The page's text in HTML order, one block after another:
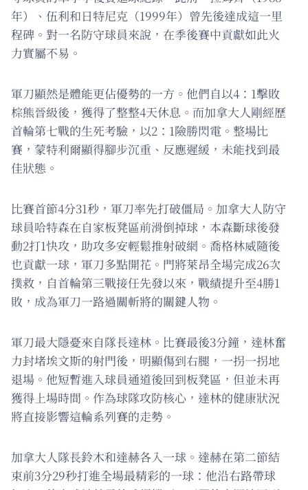
年）、伍利和日特尼克（1999年）曾先後達成這一里
程碑。對一名防守球員來說，在季後賽中貢獻如此火
力實屬不易。
軍刀顯然是體能更佔優勢的一方。他們自以4：1擊敗
棕熊晉級後，獲得了整整4天休息。而加拿大人剛經歷
首輪第七戰的生死考驗，以2：1險勝閃電。整場比
賽，蒙特利爾顯得腳步沉重、反應遲緩，未能找到最
佳狀態。
比賽首節4分31秒，軍刀率先打破僵局。加拿大人防守
球員哈特森在自家板凳區前滑倒掉球，本森斷球後發
動2打1快攻，助攻多安輕鬆推射破網。喬格林威隨後
也貢獻一球，軍刀多點開花。門將萊昂全場完成26次
撲救，自首輪第三戰接任先發以來，戰績提升至4勝1
敗，成為軍刀一路過關斬將的關鍵人物。
軍刀最大隱憂來自隊長達林。比賽最後3分鐘，達林奮
力封堵埃文斯的射門後，明顯傷到右腿，一拐一拐地
退場。他短暫進入球員通道後回到板凳區，但並未再
獲得上場時間。作為球隊攻防核心，達林的健康狀況
將直接影響這輪系列賽的走勢。
加拿大人隊長鈴木和達赫各入一球。達赫在第二節結
束前3分29秒打進全場最精彩的一球：他沿右路帶球